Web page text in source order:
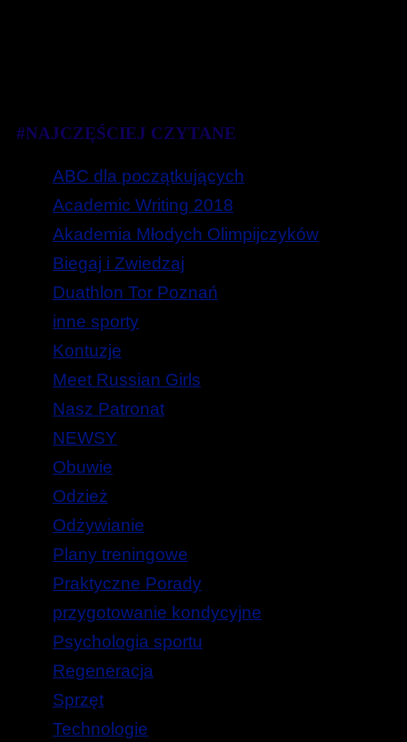
#NAJCZĘŚCIEJ CZYTANE
ABC dla początkujących
Academic Writing 2018
Akademia Młodych Olimpijczyków
Biegaj i Zwiedzaj
Duathlon Tor Poznań
inne sporty
Kontuzje
Meet Russian Girls
Nasz Patronat
NEWSY
Obuwie
Odzież
Odżywianie
Plany treningowe
Praktyczne Porady
przygotowanie kondycyjne
Psychologia sportu
Regeneracja
Sprzęt
Technologie